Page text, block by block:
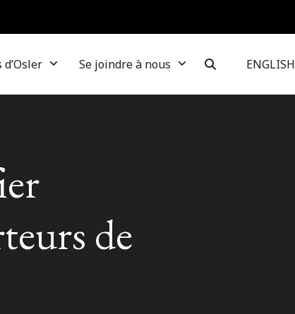
Se joindre à nous ENGLISH
de